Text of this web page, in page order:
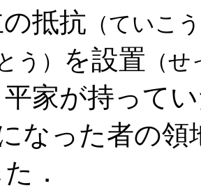
抵抗 （ていこ
う）
を設置 （
家が持って
なった者の領
．